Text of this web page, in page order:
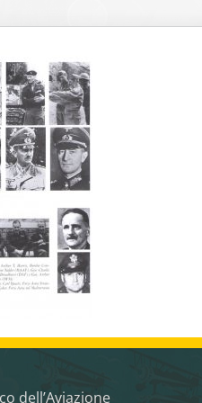
dell’Aviazione